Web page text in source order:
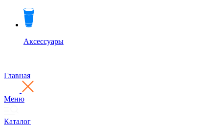
Аксессуары
Главная
Меню
Каталог